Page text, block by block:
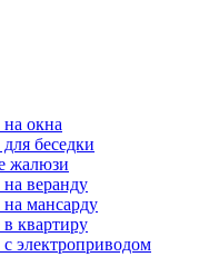
окна
беседки
жалюзи
веранду
мансарду
квартиру
электроприводом